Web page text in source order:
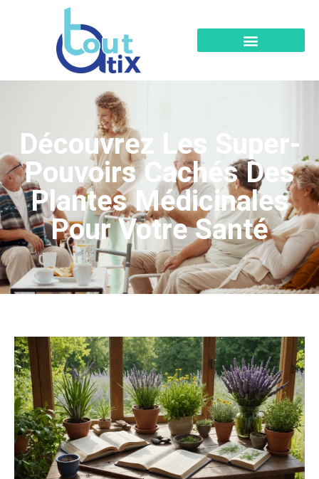
Découvrez Les Super-
Pouvoirs Cachés Des
Plantes Médicinales
Pour Votre Santé